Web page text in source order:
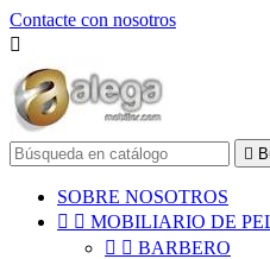
Contacte con nosotros


SOBRE NOSOTROS
  MOBILIARIO DE
  BARBERO